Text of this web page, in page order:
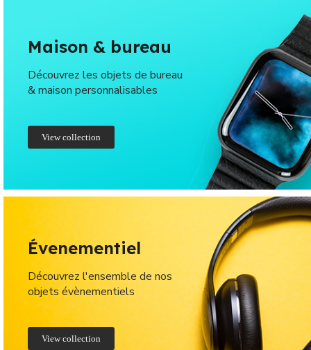
Maison & bureau
Découvrez les objets de bureau
& maison personnalisables
View collection
Évenementiel
Découvrez l'ensemble de nos
objets évènementiels
View collection